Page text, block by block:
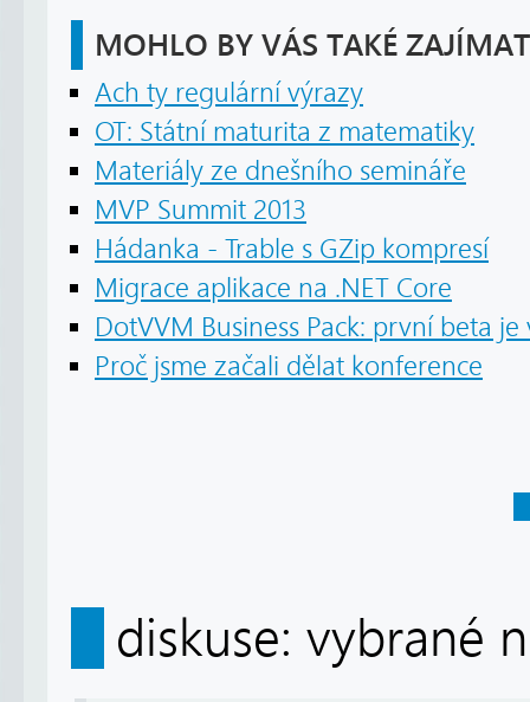
MOHLO BY VÁS TAKÉ ZAJÍMAT
Ach ty regulární výrazy
OT: Státní maturita z matematiky
Materiály ze dnešního semináře
MVP Summit 2013
Hádanka - Trable s GZip kompresí
Migrace aplikace na .NET Core
DotVVM Business Pack: první beta je
Proč jsme začali dělat konference
diskuse: vybrané